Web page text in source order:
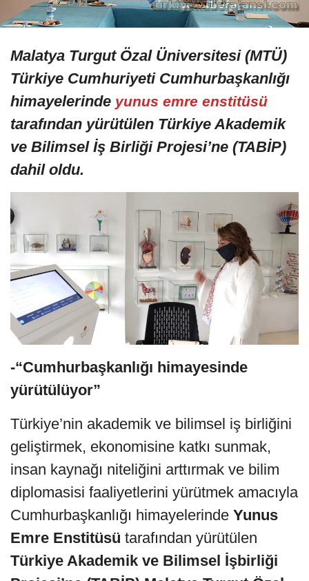
Malatya Turgut Özal Üniversitesi (MTÜ)
Türkiye Cumhuriyeti Cumhurbaşkanlığı
himayelerinde yunus emre enstitüsü
tarafından yürütülen Türkiye Akademik
ve Bilimsel İş Birliği Projesi’ne (TABİP)
dahil oldu.
-“Cumhurbaşkanlığı himayesinde
yürütülüyor”
Türkiye’nin akademik ve bilimsel iş birliğini
geliştirmek, ekonomisine katkı sunmak,
insan kaynağı niteliğini arttırmak ve bilim
diplomasisi faaliyetlerini yürütmek amacıyla
Cumhurbaşkanlığı himayelerinde Yunus
Emre Enstitüsü tarafından yürütülen
Türkiye Akademik ve Bilimsel İşbirliği